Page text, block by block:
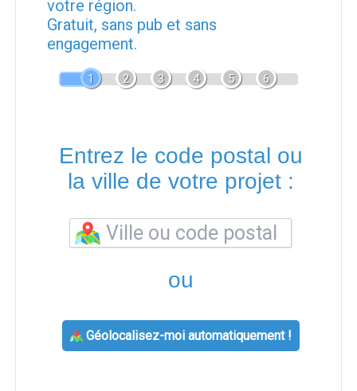
votre région.
Gratuit, sans pub et sans
engagement.
1 2 3 4 5 6
Entrez le code postal ou
la ville de votre projet :
ou
Géolocalisez-moi automatiquement !